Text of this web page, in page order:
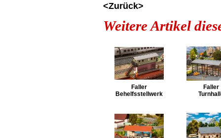
<Zurück>
Weitere Artikel
Faller
Behelfsstellwerk
Faller